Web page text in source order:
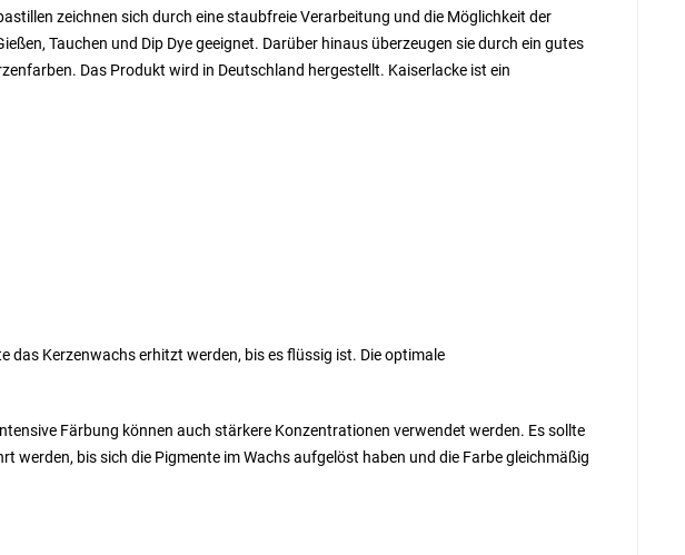
zeichnen sich durch eine staubfreie Verarbeitung und die Möglichkeit der
Tauchen und Dip Dye geeignet. Darüber hinaus überzeugen sie durch ein gutes
Das Produkt wird in Deutschland hergestellt. Kaiserlacke ist ein
das Kerzenwachs erhitzt werden, bis es flüssig ist. Die optimale
Färbung können auch stärkere Konzentrationen verwendet werden. Es sollte
werden, bis sich die Pigmente im Wachs aufgelöst haben und die Farbe gleichmäßig